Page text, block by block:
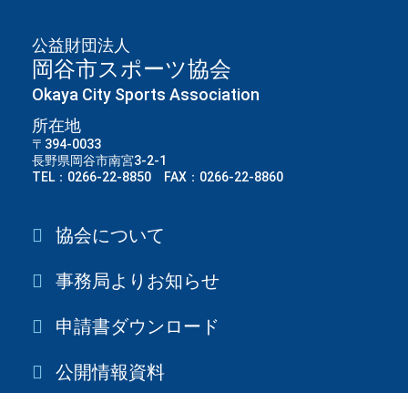
公益財団法人
岡谷市スポーツ協会
Okaya City Sports Association
所在地
〒394-0033
長野県岡谷市南宮3-2-1
TEL：0266-22-8850 FAX：0266-22-8860
協会について
事務局よりお知らせ
申請書ダウンロード
公開情報資料